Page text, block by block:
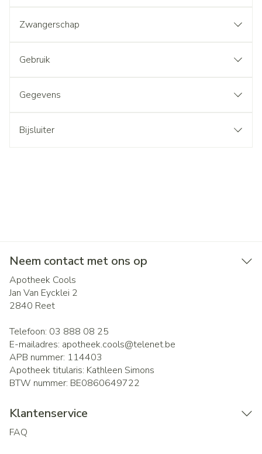
Zwangerschap
Gebruik
Gegevens
Bijsluiter
Neem contact met ons op
Apotheek Cools
Jan Van Eycklei 2
2840 Reet
Telefoon: 03 888 08 25
E-mailadres: apotheek.cools@telenet.be
APB nummer: 114403
Apotheek titularis: Kathleen Simons
BTW nummer: BE0860649722
Klantenservice
FAQ